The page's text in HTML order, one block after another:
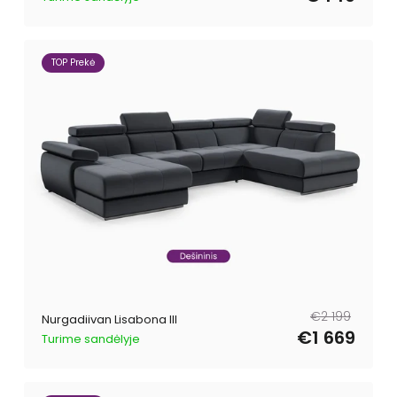
TOP Prekė
Nurgadiivan Lisabona III
Turime sandėlyje
Tavahind
€2 199
Müügihind
€1 669